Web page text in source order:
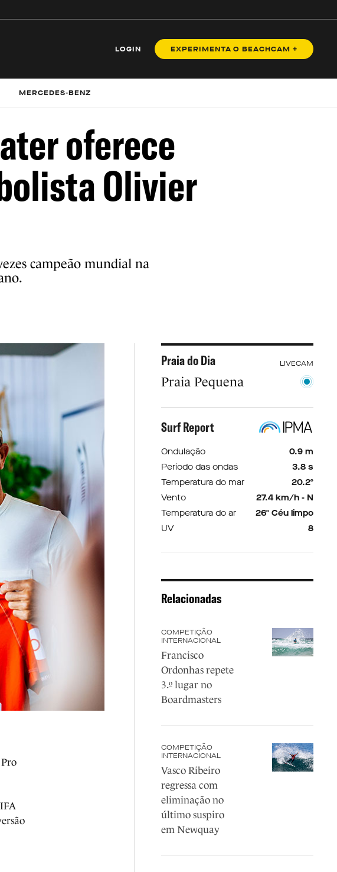
LOGIN EXPERIMENTA O BEACHCAM +
MERCEDES-BENZ
oferece
Olivier
campeão mundial na
Praia do Dia LIVECAM
Praia Pequena
Surf Report
Ondulação
0.9 m
Período das ondas
3.8 s
Temperatura do mar
20.2º
Vento
27.4 km/h - N
Temperatura do ar
26º Céu limpo
UV
8
Relacionadas
COMPETIÇÃO
INTERNACIONAL
Francisco
Ordonhas repete
3.º lugar no
Boardmasters
COMPETIÇÃO
INTERNACIONAL
Vasco Ribeiro
regressa com
eliminação no
último suspiro
em Newquay